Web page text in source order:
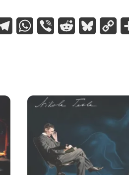
TelegramWhatsApp
Viber Reddit Bluesky